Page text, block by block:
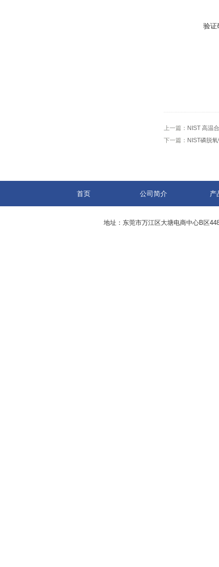
验证
上一篇： NIST 高温
下一篇： NIST磷脱
首页 公司简介 产
地址：东莞市万江区大塘电商中心B区